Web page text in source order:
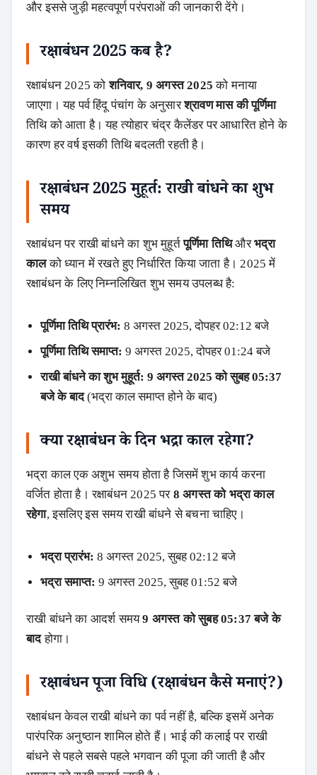
और इससे जुड़ी महत्वपूर्ण परंपराओं की जानकारी देंगे।
रक्षाबंधन 2025 कब है?
रक्षाबंधन 2025 कोशनिवार, 9 अगस्त 2025 को मनाया
जाएगा। यह पर्व हिंदू पंचांग के अनुसारश्रावण मास की पूर्णिमा
तिथि को आता है। यह त्योहार चंद्र कैलेंडर पर आधारित होने के
कारण हर वर्ष इसकी तिथि बदलती रहती है।
रक्षाबंधन 2025 मुहूर्त: राखी बांधने का शुभ
समय
रक्षाबंधन पर राखी बांधने का शुभ मुहूर्तपूर्णिमा तिथिऔरभद्रा
कालको ध्यान में रखते हुए निर्धारित किया जाता है। 2025 में
रक्षाबंधन के लिए निम्नलिखित शुभ समय उपलब्ध है:
पूर्णिमा तिथि प्रारंभ: 8 अगस्त 2025, दोपहर 02:12 बजे
पूर्णिमा तिथि समाप्त: 9 अगस्त 2025, दोपहर 01:24 बजे
राखी बांधने का शुभ मुहूर्त: 9 अगस्त 2025 को सुबह 05:37
बजे के बाद(भद्रा काल समाप्त होने के बाद)
क्या रक्षाबंधन के दिन भद्रा काल रहेगा?
भद्रा काल एक अशुभ समय होता है जिसमें शुभ कार्य करना
वर्जित होता है। रक्षाबंधन 2025 पर 8 अगस्त को भद्रा काल
रहेगा, इसलिए इस समय राखी बांधने से बचना चाहिए।
भद्रा प्रारंभ: 8 अगस्त 2025, सुबह 02:12 बजे
भद्रा समाप्त: 9 अगस्त 2025, सुबह 01:52 बजे
राखी बांधने का आदर्श समय9 अगस्त को सुबह 05:37 बजे के
बादहोगा।
रक्षाबंधन पूजा विधि (रक्षाबंधन कैसे मनाएं?)
रक्षाबंधन केवल राखी बांधने का पर्व नहीं है, बल्कि इसमें अनेक
पारंपरिक अनुष्ठान शामिल होते हैं। भाई की कलाई पर राखी
बांधने से पहले सबसे पहले भगवान की पूजा की जाती है और